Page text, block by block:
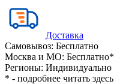
Доставка
Самовывоз: Бесплатно
Москва и МО: Бесплатно*
Регионы: Индивидуально
* - подробнее читать здесь